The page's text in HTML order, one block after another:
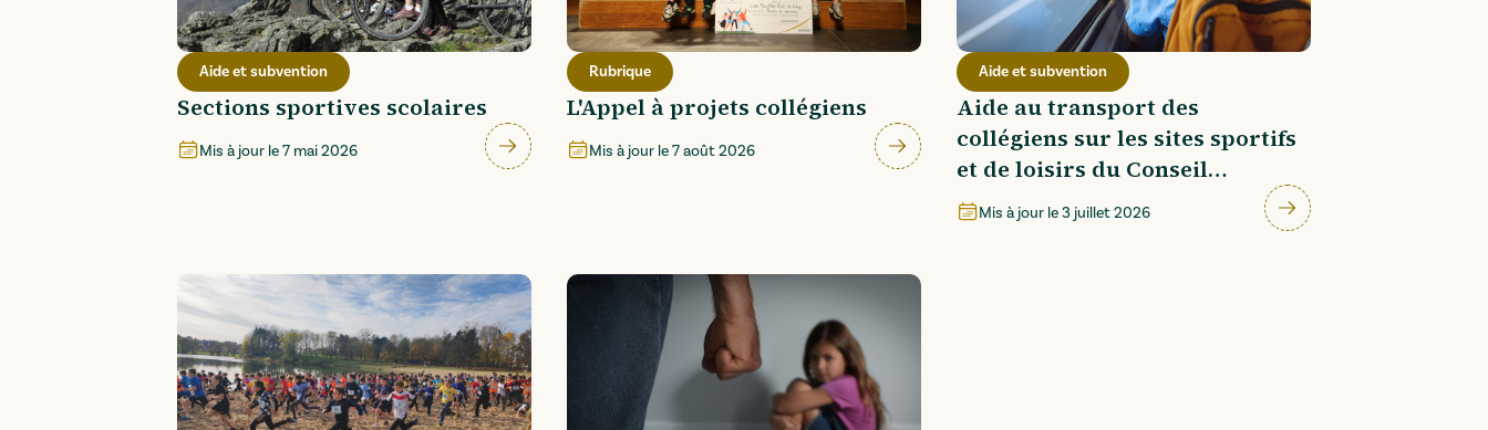
Aide et subvention
Sections sportives scolaires
Mis à jour le7 mai 2026
Rubrique
L'Appel à projets collégiens
Mis à jour le7 août 2026
Aide et subvention
Aide au transport des
collégiens sur les sites sportifs
et de loisirs du Conseil
départemental des Ardennes
Mis à jour le3 juillet 2026